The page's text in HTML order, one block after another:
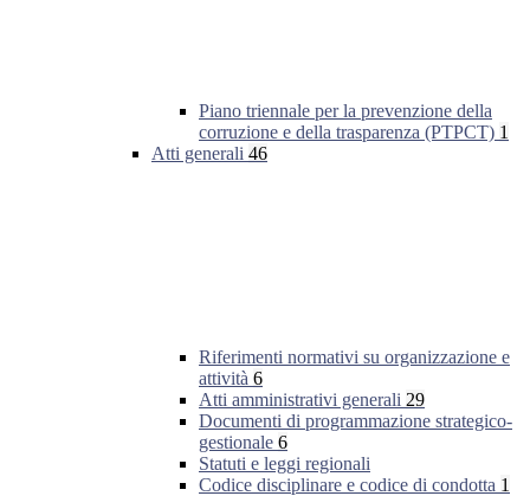
Piano triennale per la prevenzione della
corruzione e della trasparenza (PTPCT) 1
Atti generali 46
Riferimenti normativi su organizzazione e
attività 6
Atti amministrativi generali 29
Documenti di programmazione strategico-
gestionale 6
Statuti e leggi regionali
Codice disciplinare e codice di condotta 1